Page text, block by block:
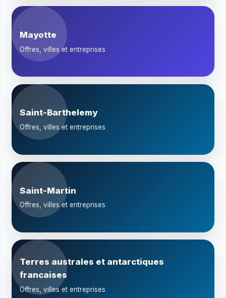
Mayotte
Offres, villes et entreprises
Saint-Barthelemy
Offres, villes et entreprises
Saint-Martin
Offres, villes et entreprises
Terres australes et antarctiques
francaises
Offres, villes et entreprises